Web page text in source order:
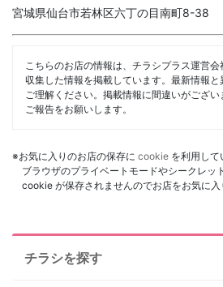
宮城県仙台市若林区六丁の目南町8-38
こちらのお店の情報は、チラシプラス運営
収集した情報を掲載しています。最新情報
ご理解ください。掲載情報に間違いがござい
ご報告をお願いします。
※お気に入りのお店の保存に cookie を利用して
ブラウザのプライベートモードやシークレッ
cookie が保存されませんのでお店をお気に入
チラシを探す